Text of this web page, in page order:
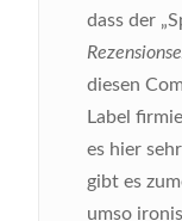
dass der
diesen
Label
es hier
gibt es
umso